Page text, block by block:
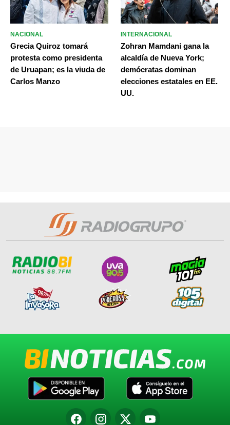
NACIONAL
Grecia Quiroz tomará
protesta como presidenta
de Uruapan; es la viuda de
Carlos Manzo
INTERNACIONAL
Zohran Mamdani gana la
alcaldía de Nueva York;
demócratas dominan
elecciones estatales en EE.
UU.